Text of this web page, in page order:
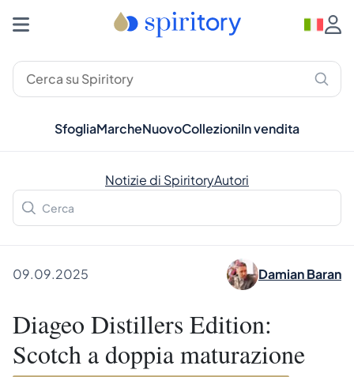
SfogliaMarcheNuovoCollezioniIn vendita
Notizie di SpiritoryAutori
09.09.2025 Damian Baran
Diageo Distillers Edition:
Scotch a doppia maturazione